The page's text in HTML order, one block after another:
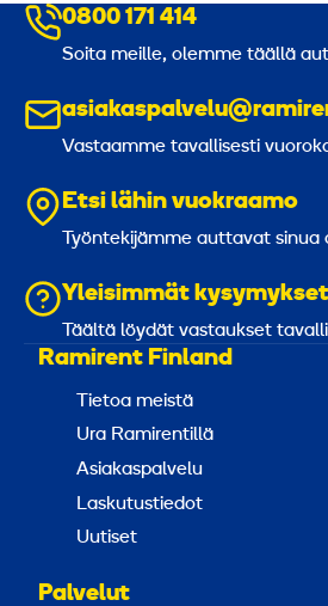
0800 171 414
Soita meille, olemme täällä
Vastaamme tavallisesti
Etsi lähin vuokraamo
Työntekijämme auttavat
Yleisimmät kysymykset
Täältä löydät vastaukset
Ramirent Finland
Tietoa meistä
Ura Ramirentillä
Asiakaspalvelu
Laskutustiedot
Uutiset
Palvelut